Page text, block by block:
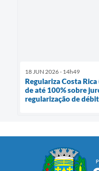
18 JUN 2026 - 14h49
Regulariza Costa
de até 100% sobre
regularização de